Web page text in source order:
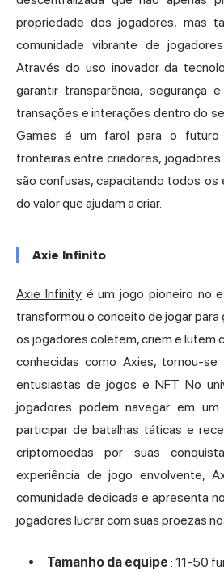
propriedade dos jogadores, mas
comunidade vibrante de
Através do uso inovador da
garantir transparência, segurança
transações e interações dentro do
Games é um farol para o
fronteiras entre criadores,
são confusas, capacitando todos os
do valor que ajudam a criar.
Axie Infinito
Axie Infinityé um jogo pioneiro no
transformou o conceito de jogar para
os jogadores coletem, criem e lutem
conhecidas como Axies, tornou-
entusiastas de jogos e NFT. No
jogadores podem navegar em um
participar de batalhas táticas e
criptomoedas por suas
experiência de jogo envolvente,
comunidade dedicada e apresenta
jogadores lucrar com suas proezas
Tamanho da equipe : 11-50